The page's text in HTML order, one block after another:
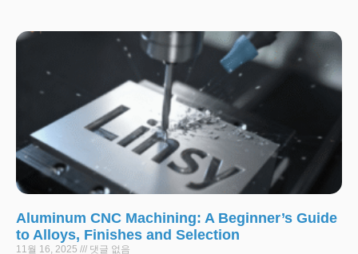
Aluminum CNC Machining: A Beginner’s Guide
to Alloys, Finishes and Selection
11월 16, 2025 댓글 없음